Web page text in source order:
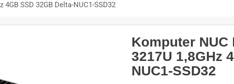
SSD 32GB Delta-NUC1-SSD32
Komputer NUC
3217U 1,8GHz
NUC1-SSD32